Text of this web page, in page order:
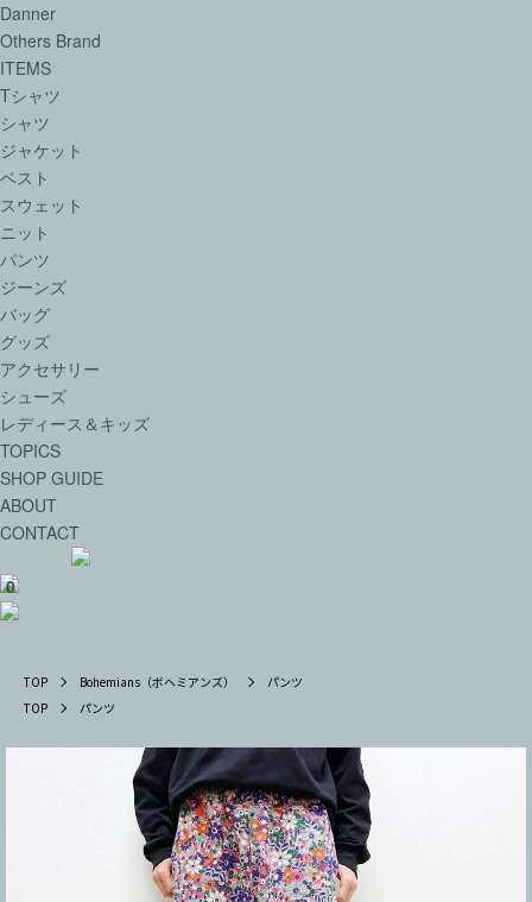
Danner
Others Brand
ITEMS
Tシャツ
シャツ
ジャケット
ベスト
スウェット
ニット
パンツ
ジーンズ
バッグ
グッズ
アクセサリー
シューズ
レディース＆キッズ
TOPICS
SHOP GUIDE
ABOUT
CONTACT
0
TOP Bohemians（ボヘミアンズ）
パンツ
TOP
パンツ